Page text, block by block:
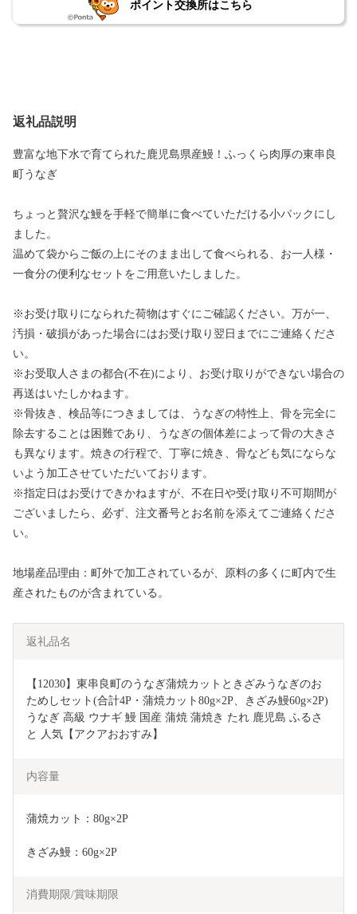
ポイント交換所はこちら
返礼品説明
豊富な地下水で育てられた鹿児島県産鰻！ふっくら肉厚の東串良
町うなぎ
ちょっと贅沢な鰻を手軽で簡単に食べていただける小パックにし
ました。
温めて袋からご飯の上にそのまま出して食べられる、お一人様・
一食分の便利なセットをご用意いたしました。
※お受け取りになられた荷物はすぐにご確認ください。万が一、
汚損・破損があった場合にはお受け取り翌日までにご連絡くださ
い。
※お受取人さまの都合(不在)により、お受け取りができない場合の
再送はいたしかねます。
※骨抜き、検品等につきましては、うなぎの特性上、骨を完全に
除去することは困難であり、うなぎの個体差によって骨の大きさ
も異なります。焼きの行程で、丁寧に焼き、骨なども気にならな
いよう加工させていただいております。
※指定日はお受けできかねますが、不在日や受け取り不可期間が
ございましたら、必ず、注文番号とお名前を添えてご連絡くださ
い。
地場産品理由：町外で加工されているが、原料の多くに町内で生
産されたものが含まれている。
返礼品名
【12030】東串良町のうなぎ蒲焼カットときざみうなぎのお
ためしセット(合計4P・蒲焼カット80g×2P、きざみ鰻60g×2P)
うなぎ 高級 ウナギ 鰻 国産 蒲焼 蒲焼き たれ 鹿児島 ふるさ
と 人気【アクアおおすみ】
内容量
蒲焼カット：80g×2P
きざみ鰻：60g×2P
消費期限/賞味期限